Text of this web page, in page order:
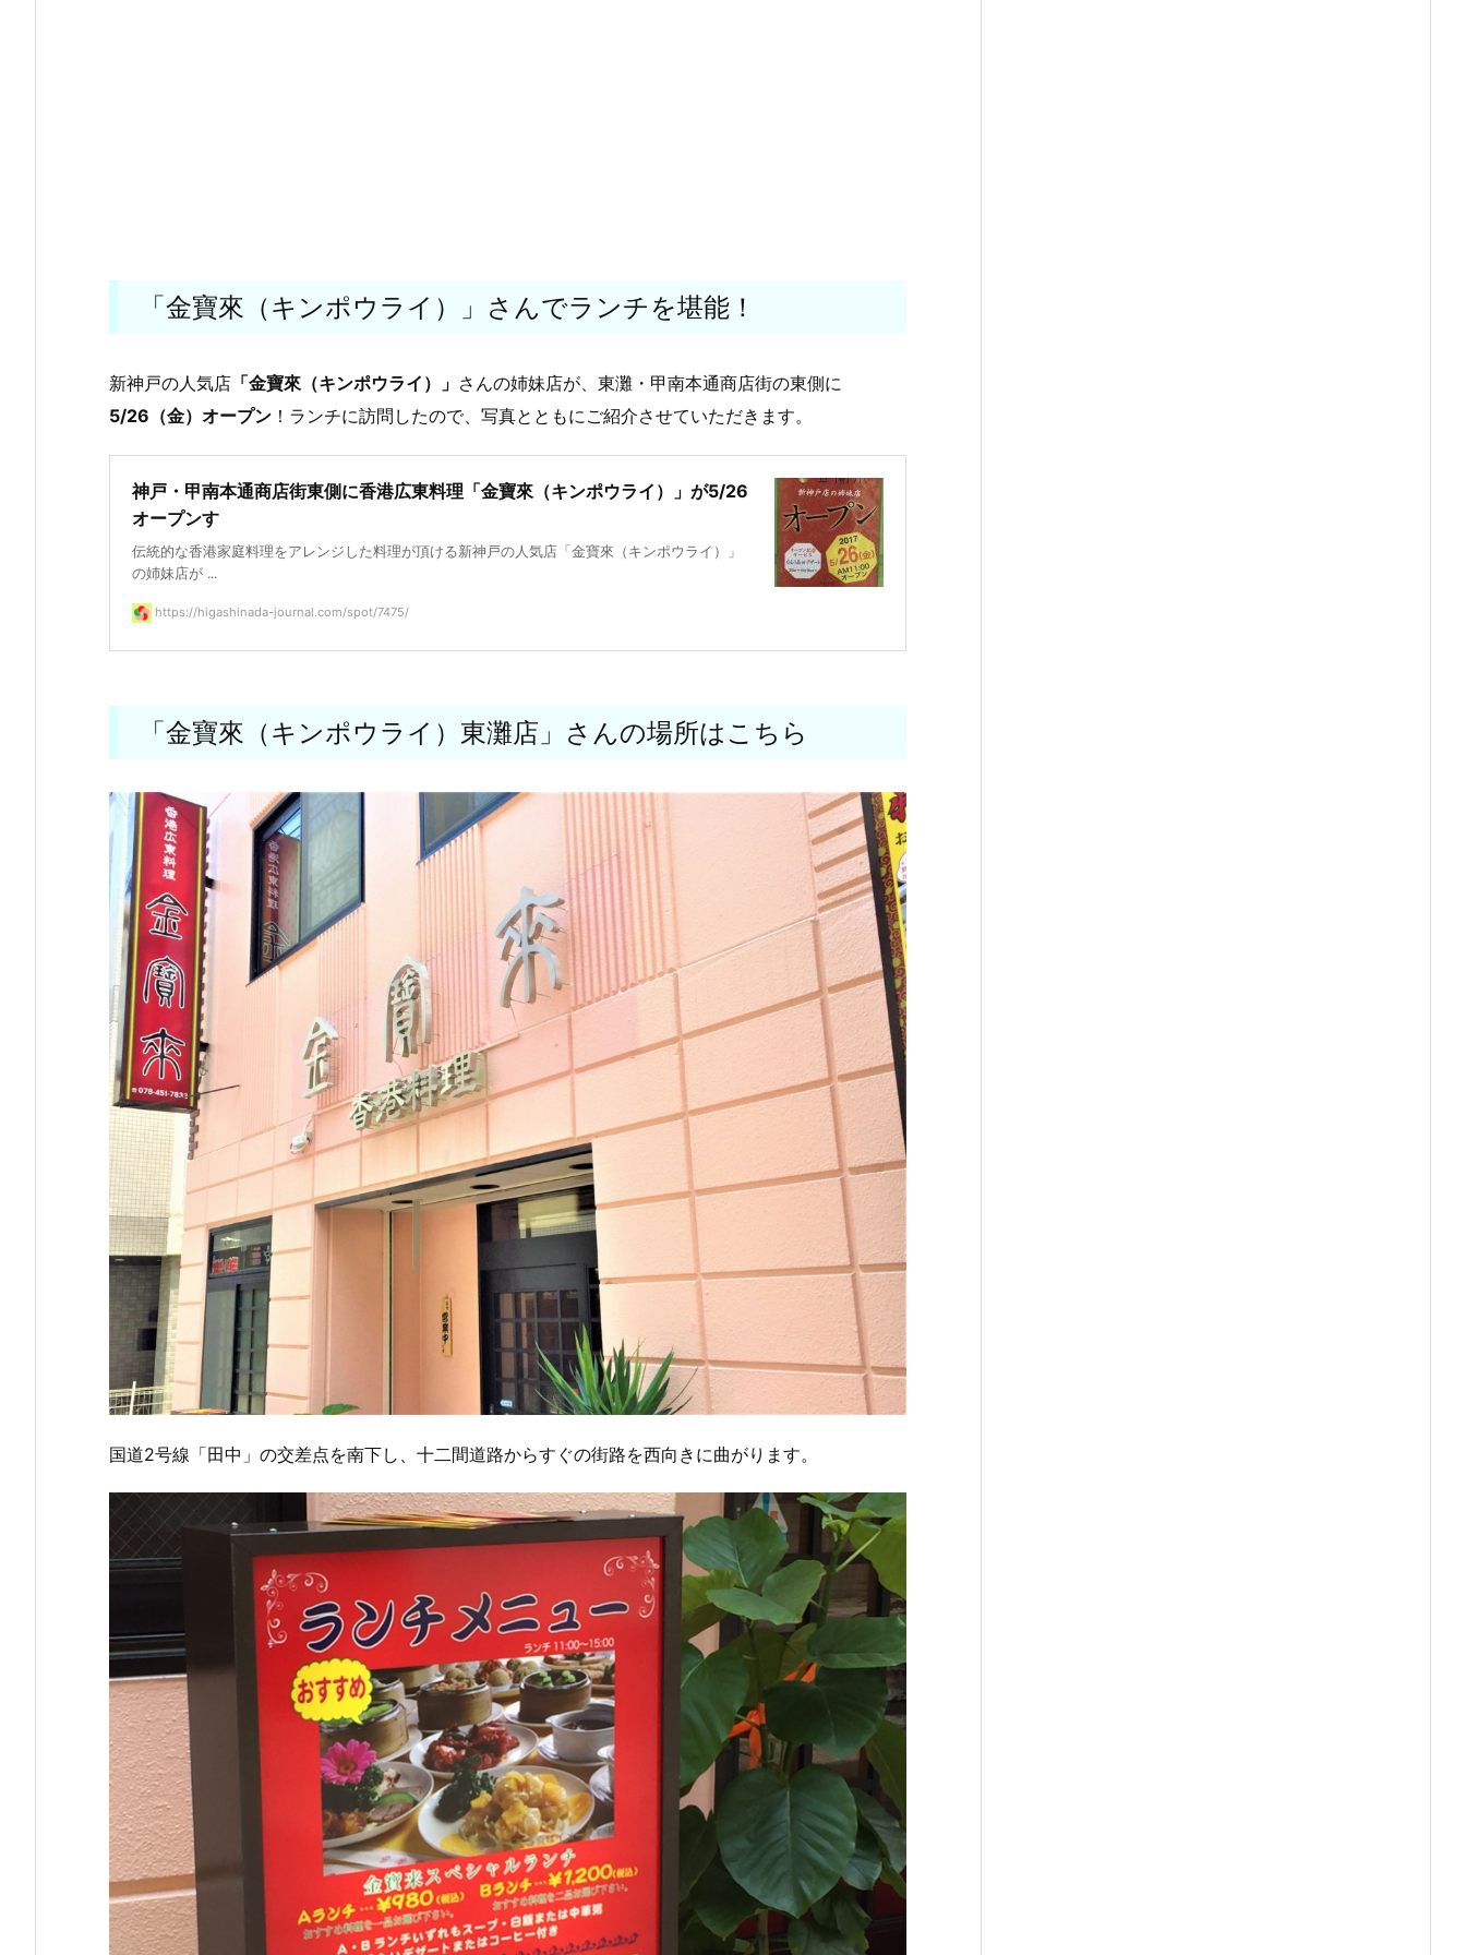
「金寶來（キンポウライ）」さんでランチを堪能！
新神戸の人気店 「金寶來（キンポウライ）」 さんの姉妹店が、東灘・甲南本通商店街の東側に
5/26（金）オープン ！ランチに訪問したので、写真とともにご紹介させていただきます。
神戸・甲南本通商店街東側に香港広東料理「金寶來（キンポウライ）」が5/26
オープンす
伝統的な香港家庭料理をアレンジした料理が頂ける新神戸の人気店「金寶來（キンポウライ）」
の姉妹店が ...
https://higashinada-journal.com/spot/7475/
「金寶來（キンポウライ）東灘店」さんの場所はこちら
国道2号線「田中」の交差点を南下し、十二間道路からすぐの街路を西向きに曲がります。